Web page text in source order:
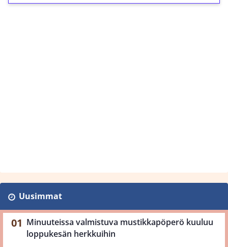
Uusimmat
Minuuteissa valmistuva mustikkapöperö kuuluu
loppukesän herkkuihin